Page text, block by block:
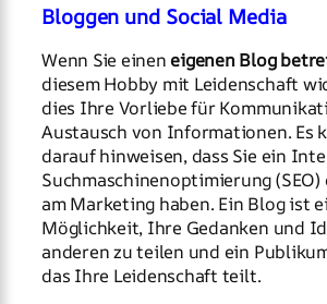
Bloggen und Social Media
Wenn Sie eineneigenen Blog
diesem Hobby mit Leidenschaft
dies Ihre Vorliebe für
Austausch von Informationen. Es
darauf hinweisen, dass Sie ein
Suchmaschinenoptimierung
am Marketing haben. Ein Blog ist
Möglichkeit, Ihre Gedanken und
anderen zu teilen und ein
das Ihre Leidenschaft teilt.